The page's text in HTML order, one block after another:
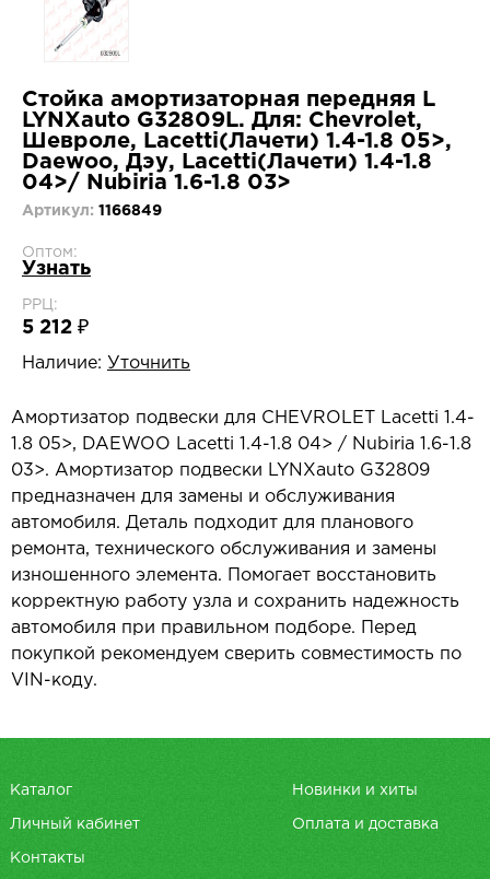
Стойка амортизаторная передняя L
LYNXauto G32809L. Для: Chevrolet,
Шевроле, Lacetti(Лачети) 1.4-1.8 05>,
Daewoo, Дэу, Lacetti(Лачети) 1.4-1.8
04>/ Nubiria 1.6-1.8 03>
Артикул: 1166849
Оптом:
Узнать
РРЦ:
5 212 ₽
Наличие: Уточнить
Амортизатор подвески для CHEVROLET Lacetti 1.4-
1.8 05>, DAEWOO Lacetti 1.4-1.8 04> / Nubiria 1.6-1.8
03>. Амортизатор подвески LYNXauto G32809
предназначен для замены и обслуживания
автомобиля. Деталь подходит для планового
ремонта, технического обслуживания и замены
изношенного элемента. Помогает восстановить
корректную работу узла и сохранить надежность
автомобиля при правильном подборе. Перед
покупкой рекомендуем сверить совместимость по
VIN-коду.
Каталог Новинки и хиты
Личный кабинет Оплата и доставка
Контакты